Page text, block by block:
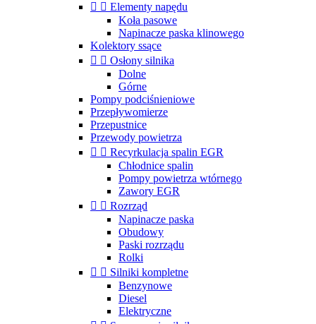
  Elementy napędu
Koła pasowe
Napinacze paska klinowego
Kolektory ssące
  Osłony silnika
Dolne
Górne
Pompy podciśnieniowe
Przepływomierze
Przepustnice
Przewody powietrza
  Recyrkulacja spalin EGR
Chłodnice spalin
Pompy powietrza wtórnego
Zawory EGR
  Rozrząd
Napinacze paska
Obudowy
Paski rozrządu
Rolki
  Silniki kompletne
Benzynowe
Diesel
Elektryczne